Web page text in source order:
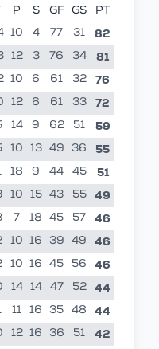
P S GF GS PT
10 4 77 31 82
12 3 76 34 81
10 6 61 32 76
12 6 61 33 72
14 9 62 51 59
10 13 49 36 55
18 9 44 45 51
10 15 43 55 49
7 18 45 57 46
10 16 39 49 46
10 16 45 56 46
14 14 47 52 44
11 16 35 48 44
12 16 36 51 42